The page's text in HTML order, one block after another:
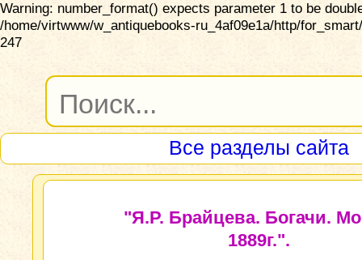
Warning: number_format() expects parameter 1 to be
/home/virtwww/w_antiquebooks-ru_4af09e1a/http/
247
Все разделы сайта
"Я.Р. Брайцева. Богачи.
1889г.".